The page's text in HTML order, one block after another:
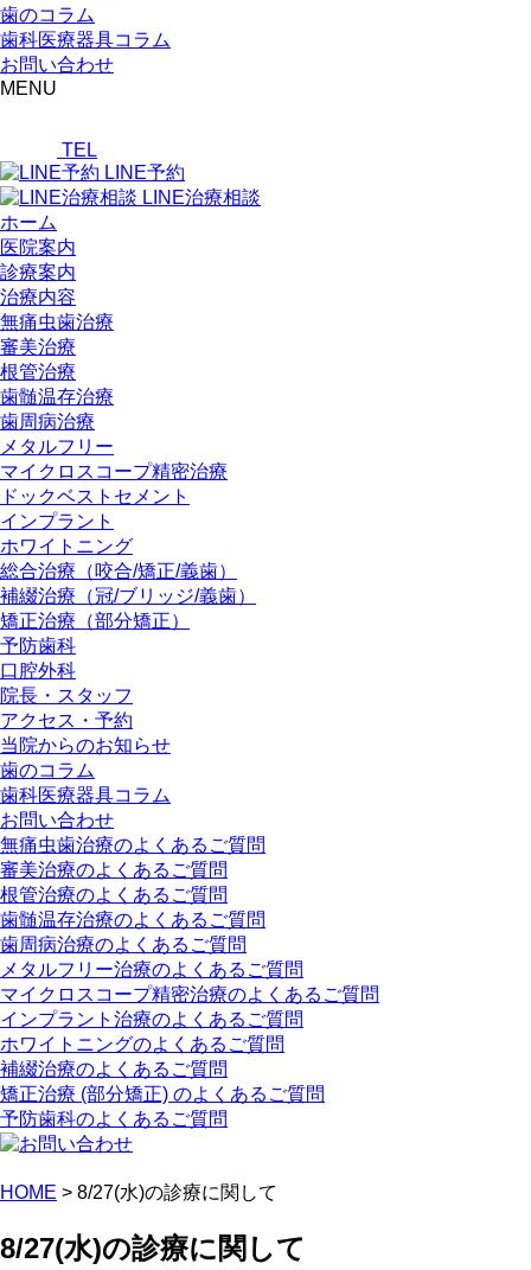
歯のコラム
歯科医療器具コラム
お問い合わせ
MENU
TEL
LINE予約
LINE治療相談
ホーム
医院案内
診療案内
治療内容
無痛虫歯治療
審美治療
根管治療
歯髄温存治療
歯周病治療
メタルフリー
マイクロスコープ精密治療
ドックベストセメント
インプラント
ホワイトニング
総合治療（咬合/矯正/義歯）
補綴治療（冠/ブリッジ/義歯）
矯正治療（部分矯正）
予防歯科
口腔外科
院長・スタッフ
アクセス・予約
当院からのお知らせ
歯のコラム
歯科医療器具コラム
お問い合わせ
無痛虫歯治療のよくあるご質問
審美治療のよくあるご質問
根管治療のよくあるご質問
歯髄温存治療のよくあるご質問
歯周病治療のよくあるご質問
メタルフリー治療のよくあるご質問
マイクロスコープ精密治療のよくあるご質問
インプラント治療のよくあるご質問
ホワイトニングのよくあるご質問
補綴治療のよくあるご質問
矯正治療 (部分矯正) のよくあるご質問
予防歯科のよくあるご質問
HOME > 8/27(水)の診療に関して
8/27(水)の診療に関して